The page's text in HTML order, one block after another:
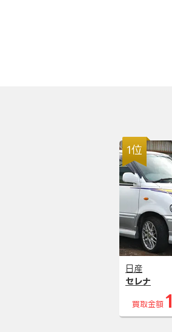
1位
日産
セレナ
買取金額